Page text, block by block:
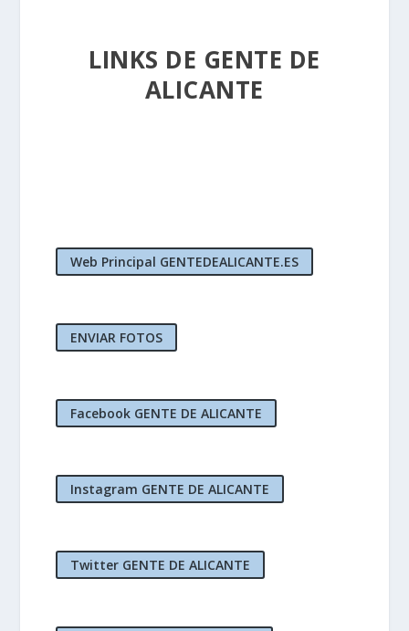
LINKS DE GENTE DE
ALICANTE
Web Principal GENTEDEALICANTE.ES
ENVIAR FOTOS
Facebook GENTE DE ALICANTE
Instagram GENTE DE ALICANTE
Twitter GENTE DE ALICANTE